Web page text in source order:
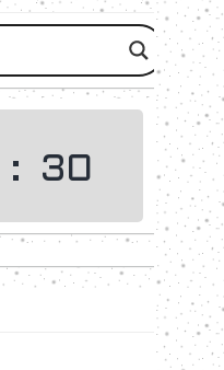
: 30